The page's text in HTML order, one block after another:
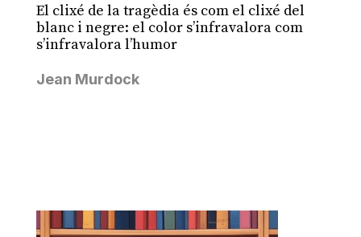
El clixé de la tragèdia és com el clixé del
blanc i negre: el color s’infravalora com
s’infravalora l’humor
Jean Murdock